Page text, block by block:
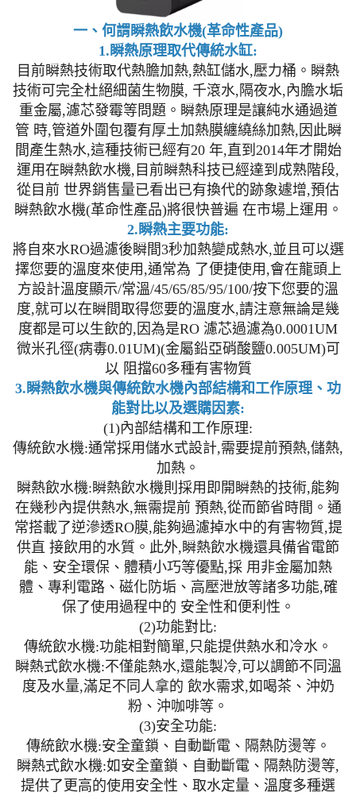
一、何謂瞬熱飲水機(革命性產品)
1.瞬熱原理取代傳統水缸:
目前瞬熱技術取代熱膽加熱,熱缸儲水,壓力桶。瞬熱
技術可完全杜絕細菌生物膜, 千滾水,隔夜水,內膽水垢
重金屬,濾芯發霉等問題。瞬熱原理是讓純水通過道
管 時,管道外圍包覆有厚土加熱膜纏繞絲加熱,因此瞬
間產生熱水,這種技術已經有20 年,直到2014年才開始
運用在瞬熱飲水機,目前瞬熱科技已經達到成熟階段,
從目前 世界銷售量已看出已有換代的跡象遽增,預估
瞬熱飲水機(革命性產品)將很快普遍 在市場上運用。
2.瞬熱主要功能:
將自來水RO過濾後瞬間3秒加熱變成熱水,並且可以選
擇您要的溫度來使用,通常為 了便捷使用,會在龍頭上
方設計溫度顯示/常溫/45/65/85/95/100/按下您要的溫
度,就可以在瞬間取得您要的溫度水,請注意無論是幾
度都是可以生飲的,因為是RO 濾芯過濾為0.0001UM
微米孔徑(病毒0.01UM)(金屬鉛亞硝酸鹽0.005UM)可
以 阻擋60多種有害物質
3.瞬熱飲水機與傳統飲水機內部結構和工作原理、功
能對比以及選購因素:
(1)內部結構和工作原理:
傳統飲水機:通常採用儲水式設計,需要提前預熱,儲熱,
加熱。
瞬熱飲水機:瞬熱飲水機則採用即開瞬熱的技術,能夠
在幾秒內提供熱水,無需提前 預熱,從而節省時間。通
常搭載了逆滲透RO膜,能夠過濾掉水中的有害物質,提
供直 接飲用的水質。此外,瞬熱飲水機還具備省電節
能、安全環保、體積小巧等優點,採 用非金屬加熱
體、專利電路、磁化防垢、高壓泄放等諸多功能,確
保了使用過程中的 安全性和便利性。
(2)功能對比:
傳統飲水機:功能相對簡單,只能提供熱水和冷水。
瞬熱式飲水機:不僅能熱水,還能製冷,可以調節不同溫
度及水量,滿足不同人拿的 飲水需求,如喝茶、沖奶
粉、沖咖啡等。
(3)安全功能:
傳統飲水機:安全童鎖、自動斷電、隔熱防燙等。
瞬熱式飲水機:如安全童鎖、自動斷電、隔熱防燙等,
提供了更高的使用安全性、取水定量、溫度多種選